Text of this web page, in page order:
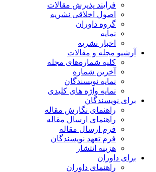
فرایند پذیرش مقالات
اصول اخلاقی نشریه
گروه داوران
نمایه
اخبار نشریه
آرشیو مجله و مقالات
کلیه شماره‌های مجله
آخرین شماره
نمایه نویسندگان
نمایه واژه های کلیدی
برای نویسندگان
راهنمای نگارش مقاله
راهنمای ارسال مقاله
فرم ارسال مقاله
فرم تعهد نویسندگان
هزینه انتشار
برای داوران
راهنمای داوران